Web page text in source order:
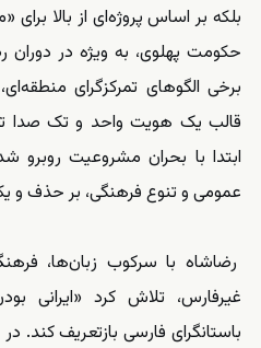
بلکه بر اساس پروژه‌ای از بالا
حکومت پهلوی، به‌ ویژه در دوران
برخی الگوهای تمرکزگرای
قالب یک هویت واحد و تک‌ صدا
ابتدا با بحران مشروعیت روبرو
عمومی و تنوع فرهنگی، بر حذف و
رضاشاه با سرکوب زبان‌ها،
غیرفارس، تلاش کرد «ایرانی
باستانگرای فارسی بازتعریف کند.